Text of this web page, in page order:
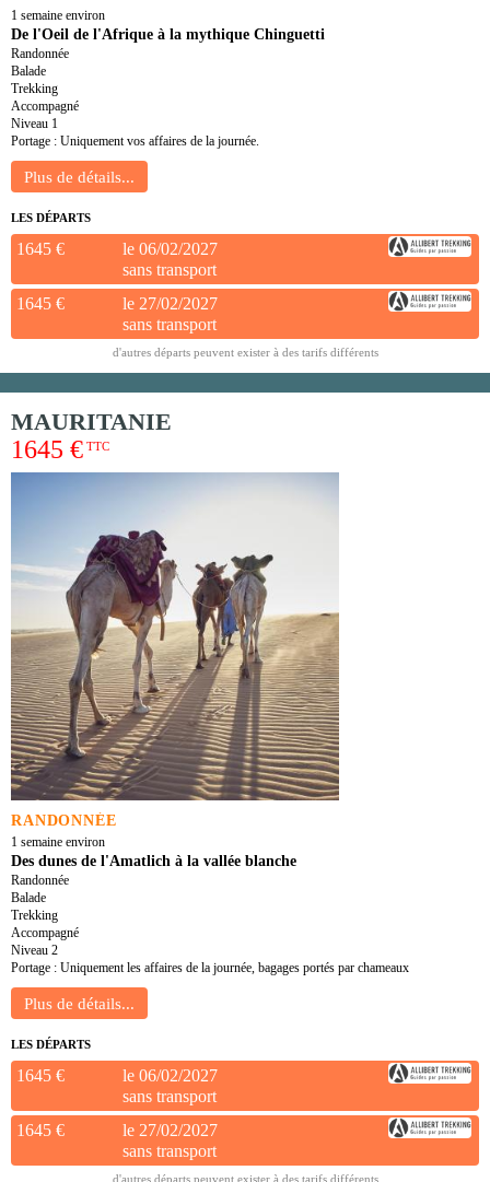
1 semaine environ
De l'Oeil de l'Afrique à la mythique Chinguetti
Randonnée
Balade
Trekking
Accompagné
Niveau 1
Portage : Uniquement vos affaires de la journée.
LES DÉPARTS
1645 €
le 06/02/2027
sans transport
1645 €
le 27/02/2027
sans transport
d'autres départs peuvent exister à des tarifs différents
MAURITANIE
1645 € TTC
RANDONNÉE
1 semaine environ
Des dunes de l'Amatlich à la vallée blanche
Randonnée
Balade
Trekking
Accompagné
Niveau 2
Portage : Uniquement les affaires de la journée, bagages portés par chameaux
LES DÉPARTS
1645 €
le 06/02/2027
sans transport
1645 €
le 27/02/2027
sans transport
d'autres départs peuvent exister à des tarifs différents